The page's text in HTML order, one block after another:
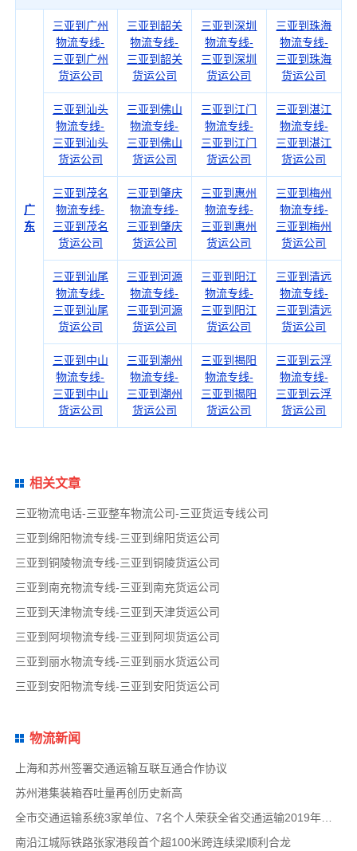
广
东
三亚到广州
物流专线-
三亚到广州
货运公司
三亚到韶关
物流专线-
三亚到韶关
货运公司
三亚到深圳
物流专线-
三亚到深圳
货运公司
三亚到珠海
物流专线-
三亚到珠海
货运公司
三亚到汕头
物流专线-
三亚到汕头
货运公司
三亚到佛山
物流专线-
三亚到佛山
货运公司
三亚到江门
物流专线-
三亚到江门
货运公司
三亚到湛江
物流专线-
三亚到湛江
货运公司
三亚到茂名
物流专线-
三亚到茂名
货运公司
三亚到肇庆
物流专线-
三亚到肇庆
货运公司
三亚到惠州
物流专线-
三亚到惠州
货运公司
三亚到梅州
物流专线-
三亚到梅州
货运公司
三亚到汕尾
物流专线-
三亚到汕尾
货运公司
三亚到河源
物流专线-
三亚到河源
货运公司
三亚到阳江
物流专线-
三亚到阳江
货运公司
三亚到清远
物流专线-
三亚到清远
货运公司
三亚到中山
物流专线-
三亚到中山
货运公司
三亚到潮州
物流专线-
三亚到潮州
货运公司
三亚到揭阳
物流专线-
三亚到揭阳
货运公司
三亚到云浮
物流专线-
三亚到云浮
货运公司
相关文章
三亚物流电话-三亚整车物流公司-三亚货运专线公司
三亚到绵阳物流专线-三亚到绵阳货运公司
三亚到铜陵物流专线-三亚到铜陵货运公司
三亚到南充物流专线-三亚到南充货运公司
三亚到天津物流专线-三亚到天津货运公司
三亚到阿坝物流专线-三亚到阿坝货运公司
三亚到丽水物流专线-三亚到丽水货运公司
三亚到安阳物流专线-三亚到安阳货运公司
物流新闻
上海和苏州签署交通运输互联互通合作协议
苏州港集装箱吞吐量再创历史新高
全市交通运输系统3家单位、7名个人荣获全省交通运输2019年度扫黑除恶专项斗争先进集体和先
南沿江城际铁路张家港段首个超100米跨连续梁顺利合龙